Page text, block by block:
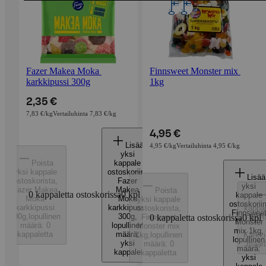
Fazer Makea Moka
karkkipussi 300g
2,35 €
7,83 €/kgVertailuhinta 7,83 €/kg
Poista
yksi kappale
ostoskorista
Fazer Makea
Moka
karkkipussi
300g lopullinen
määrä: 0
kappaletta
0 kappaletta ostoskorissa0 kpl
Lisää
yksi
kappale
ostoskoriin,
Fazer
Makea
Moka
karkkipussi
300g,
lopullinen
määrä:
yksi
kappale
Finnsweet Monster mix
1kg
4,95 €
4,95 €/kgVertailuhinta 4,95 €/kg
Poista
yksi kappale
ostoskorista,
Finnsweet
Monster mix
1kg, lopullinen
määrä: 0
kappaletta
0 kappaletta ostoskorissa0 kpl
Lisää
yksi
kappale
ostoskoriin
Finnsweet
Monster
mix 1kg
lopullinen
määrä:
yksi